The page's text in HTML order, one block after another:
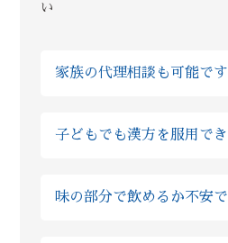
い
家族の代理相談も可能で
常に多くいただいており
談とまったく同様にご利用
子どもでも漢方を服用で
おりますので、多くの場合
味の部分で飲めるか不安